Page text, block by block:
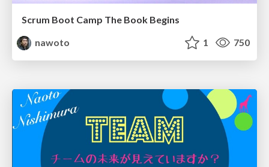
Scrum Boot Camp The Book Begins
nawoto
1 750